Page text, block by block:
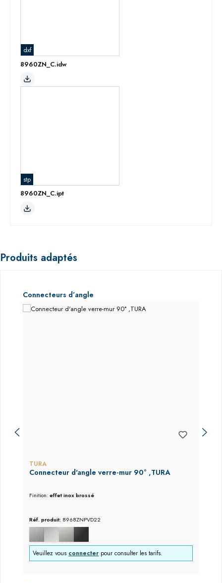
dxf
8960ZN_C.idw
stp
8960ZN_C.ipt
Produits adaptés
Ignorer la galerie de produits
Connecteurs d’angle
TURA
Connecteur d'angle verre-mur 90° ,TURA
Finition:effet inox brossé
Réf. produit: 8968ZNPVD22
Veuillez vous connecter pour consulter les tarifs.